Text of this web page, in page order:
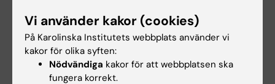
som grupp.
Observera att frånvaro från campusdagen
kan leda till att deltagarna förlorar sin
kursplats.Campusdagen kommer av
Vi använder kakor (cookies)
På Karolinska Institutets webbplats använder vi
kakor för olika syften:
Nödvändiga kakor för att webbplatsen ska
fungera korrekt.